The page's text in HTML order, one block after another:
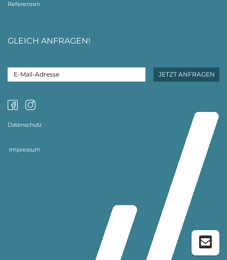
Referenzen
GLEICH ANFRAGEN!
Datenschutz
Impressum